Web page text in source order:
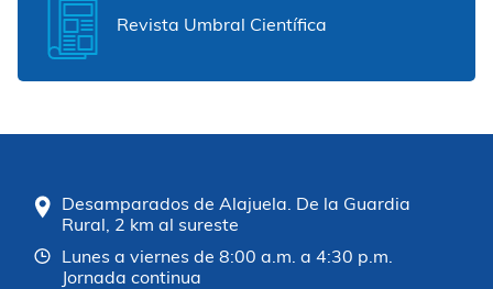
Revista Umbral Científica
Desamparados de Alajuela. De la Guardia
Rural, 2 km al sureste
Lunes a viernes de 8:00 a.m. a 4:30 p.m.
Jornada continua